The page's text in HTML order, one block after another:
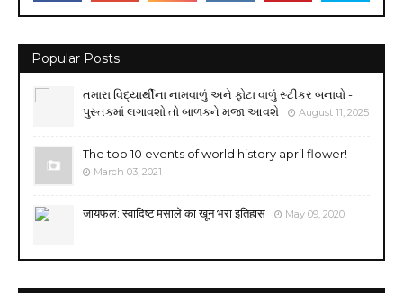
Popular Posts
તમારા વિદ્યાર્થીના નામવાળું અને ફોટા વાળું સ્ટીકર બનાવો -
પુસ્તકમાં લગાવશો તો બાળકને મજા આવશે
August 11, 2025
The top 10 events of world history april flower!
March 03, 2021
जायफल: स्वादिष्ट मसाले का खून भरा इतिहास May 09, 2020